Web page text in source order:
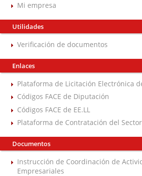
Mi empresa
Utilidades
Verificación de documentos
Enlaces
Plataforma de Licitación Electrónica
Códigos FACE de Diputación
Códigos FACE de EE.LL
Plataforma de Contratación del
Documentos
Instrucción de Coordinación de
Empresariales